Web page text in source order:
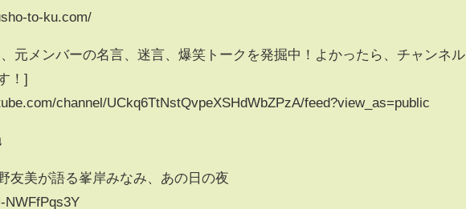
to-ku.com/
元メンバーの名言、迷言、爆笑トークを発掘中！よかったら、チャンネル
！]
channel/UCkq6TtNstQvpeXSHdWbZPzA/feed?view_as=public
友美が語る峯岸みなみ、あの日の夜
NWFfPqs3Y